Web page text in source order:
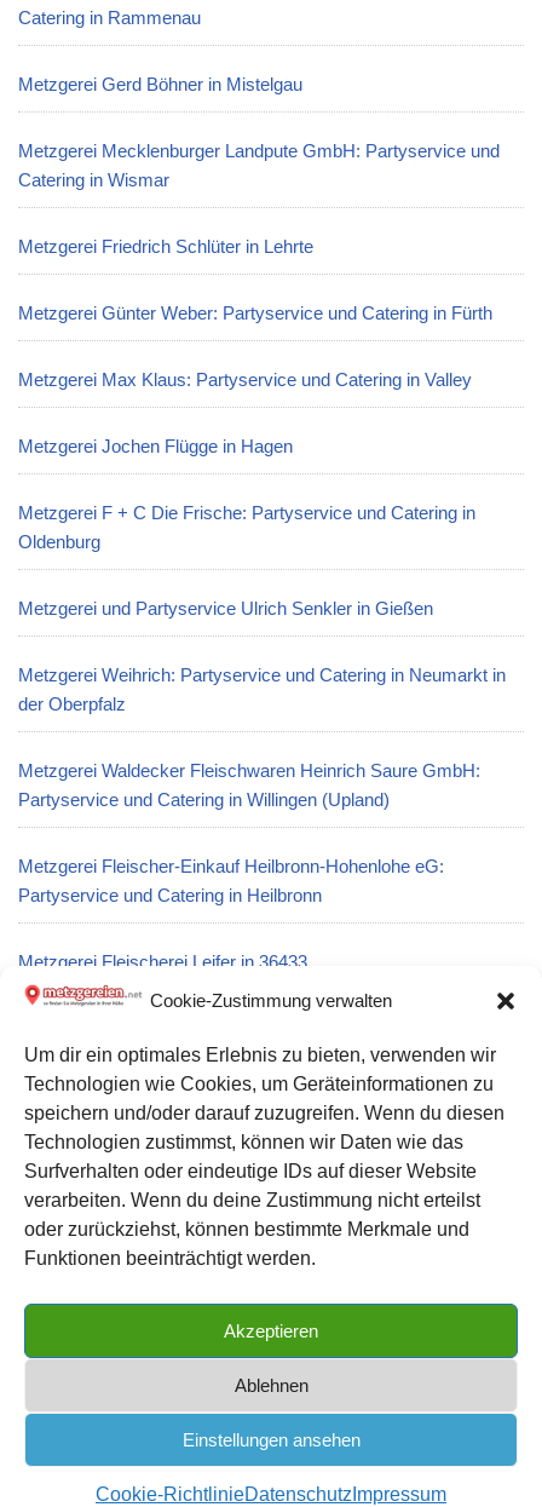
Cookie-Zustimmung verwalten
Um dir ein optimales Erlebnis zu bieten, verwenden wir
Technologien wie Cookies, um Geräteinformationen zu
speichern und/oder darauf zuzugreifen. Wenn du diesen
Technologien zustimmst, können wir Daten wie das
Surfverhalten oder eindeutige IDs auf dieser Website
verarbeiten. Wenn du deine Zustimmung nicht erteilst
oder zurückziehst, können bestimmte Merkmale und
Funktionen beeinträchtigt werden.
Akzeptieren
Ablehnen
Einstellungen ansehen
Cookie-RichtlinieDatenschutz Impressum
Catering in Rammenau
Metzgerei Gerd Böhner in Mistelgau
Metzgerei Mecklenburger Landpute GmbH: Partyservice und
Catering in Wismar
Metzgerei Friedrich Schlüter in Lehrte
Metzgerei Günter Weber: Partyservice und Catering in Fürth
Metzgerei Max Klaus: Partyservice und Catering in Valley
Metzgerei Jochen Flügge in Hagen
Metzgerei F + C Die Frische: Partyservice und Catering in
Oldenburg
Metzgerei und Partyservice Ulrich Senkler in Gießen
Metzgerei Weihrich: Partyservice und Catering in Neumarkt in
der Oberpfalz
Metzgerei Waldecker Fleischwaren Heinrich Saure GmbH:
Partyservice und Catering in Willingen (Upland)
Metzgerei Fleischer-Einkauf Heilbronn-Hohenlohe eG:
Partyservice und Catering in Heilbronn
Metzgerei Fleischerei Leifer in 36433
Metzgerei Peter Frey Fleischerei: Partyservice und Catering in
Rathenow
Kontakt zu uns
METZGEREIEN.net
Deutschland